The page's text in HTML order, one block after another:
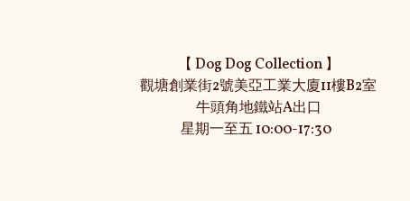
【 Dog Dog Collection 】
觀塘創業街2號美亞工業大廈11樓B2室
牛頭角地鐵站A出口
星期一至五 10:00-17:30